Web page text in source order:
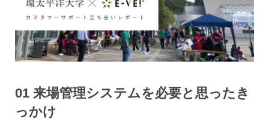
01 来場管理システムを必要と思ったき
っかけ